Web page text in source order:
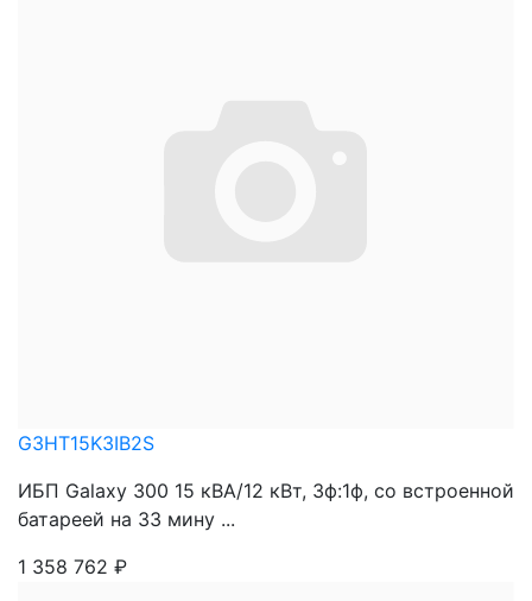
G3HT15K3IB2S
ИБП Galaxy 300 15 кВА/12 кВт, 3ф:1ф, со встроенной
батареей на 33 мину ...
1 358 762 ₽